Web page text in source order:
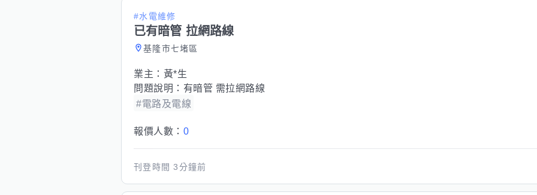
#水電維修
已有暗管 拉網路線
基隆市七堵區
業主： 黃*生
問題說明： 有暗管 需拉網路線
#電路及電線
報價人數： 0
刊登時間3分鐘前